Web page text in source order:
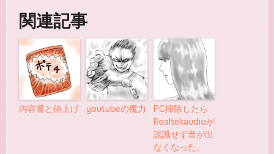
関連記事
内容量と値上げ youtubeの魔力
PC掃除したら
Realtekaudioが
認識せず音が出
なくなった。